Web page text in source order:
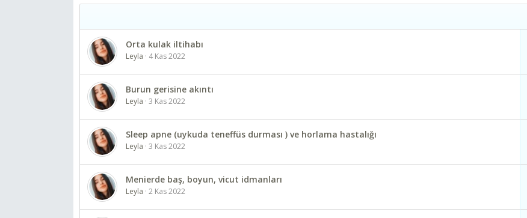
Orta kulak iltihabı
Leyla 4 Kas 2022
Burun gerisine akıntı
Leyla 3 Kas 2022
Sleep apne (uykuda teneffüs durması ) ve horlama hastalığı
Leyla 3 Kas 2022
Menierde baş, boyun, vicut idmanları
Leyla 2 Kas 2022